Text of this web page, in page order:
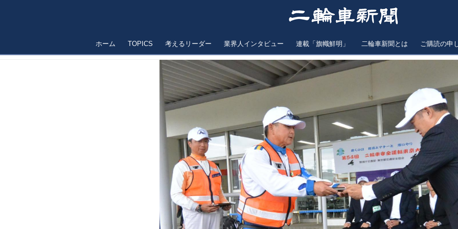
ホーム TOPICS 考えるリーダー 業界人インタビュー 連載「旗幟鮮明」 二輪車新聞とは ご購読の申